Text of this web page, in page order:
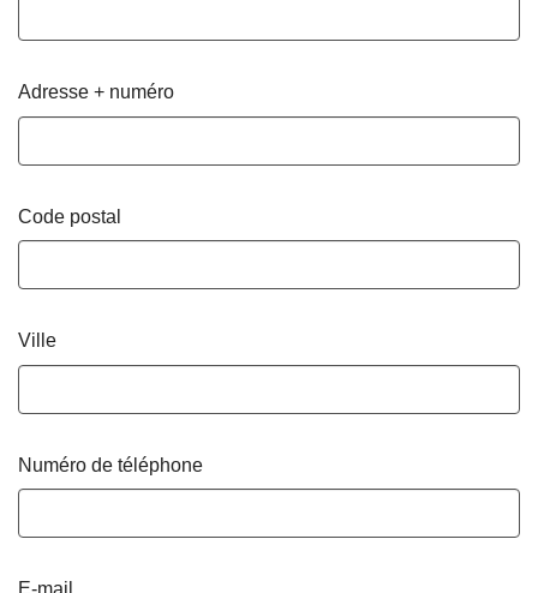
Adresse + numéro
Code postal
Ville
Numéro de téléphone